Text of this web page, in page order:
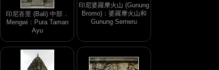
印尼峇里 (Bali) 中部．
Mengwi：Pura Taman
Ayu
印尼婆羅摩火山 (Gunung
Bromo)：婆羅摩火山和
Gunung Semeru